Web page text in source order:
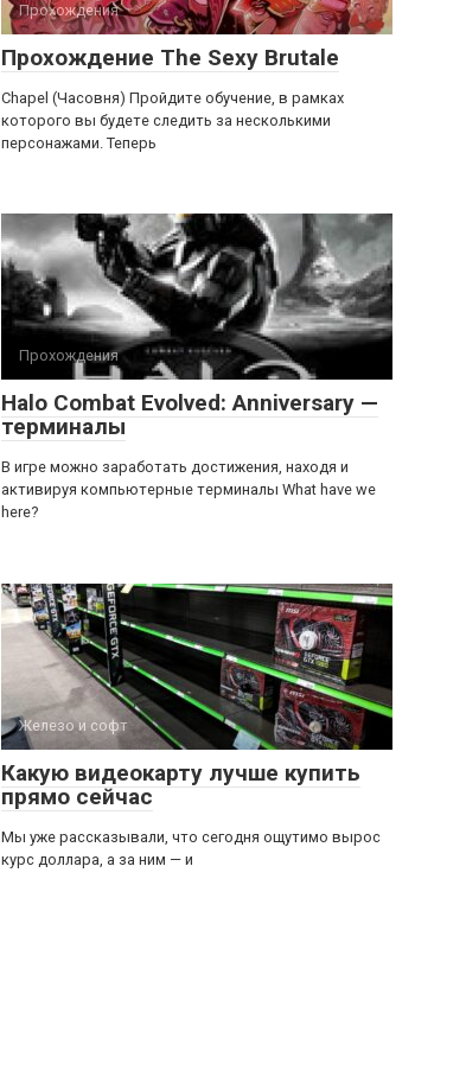
Прохождения
Прохождение The Sexy Brutale
Chapel (Часовня) Пройдите обучение, в рамках
которого вы будете следить за несколькими
персонажами. Теперь
Прохождения
Halo Combat Evolved: Anniversary —
терминалы
В игре можно заработать достижения, находя и
активируя компьютерные терминалы What have we
here?
Железо и софт
Какую видеокарту лучше купить
прямо сейчас
Мы уже рассказывали, что сегодня ощутимо вырос
курс доллара, а за ним — и